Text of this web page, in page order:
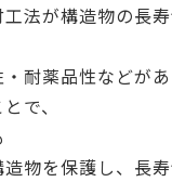
法が構造物の長
耐薬品性などが
で、
物を保護し、長